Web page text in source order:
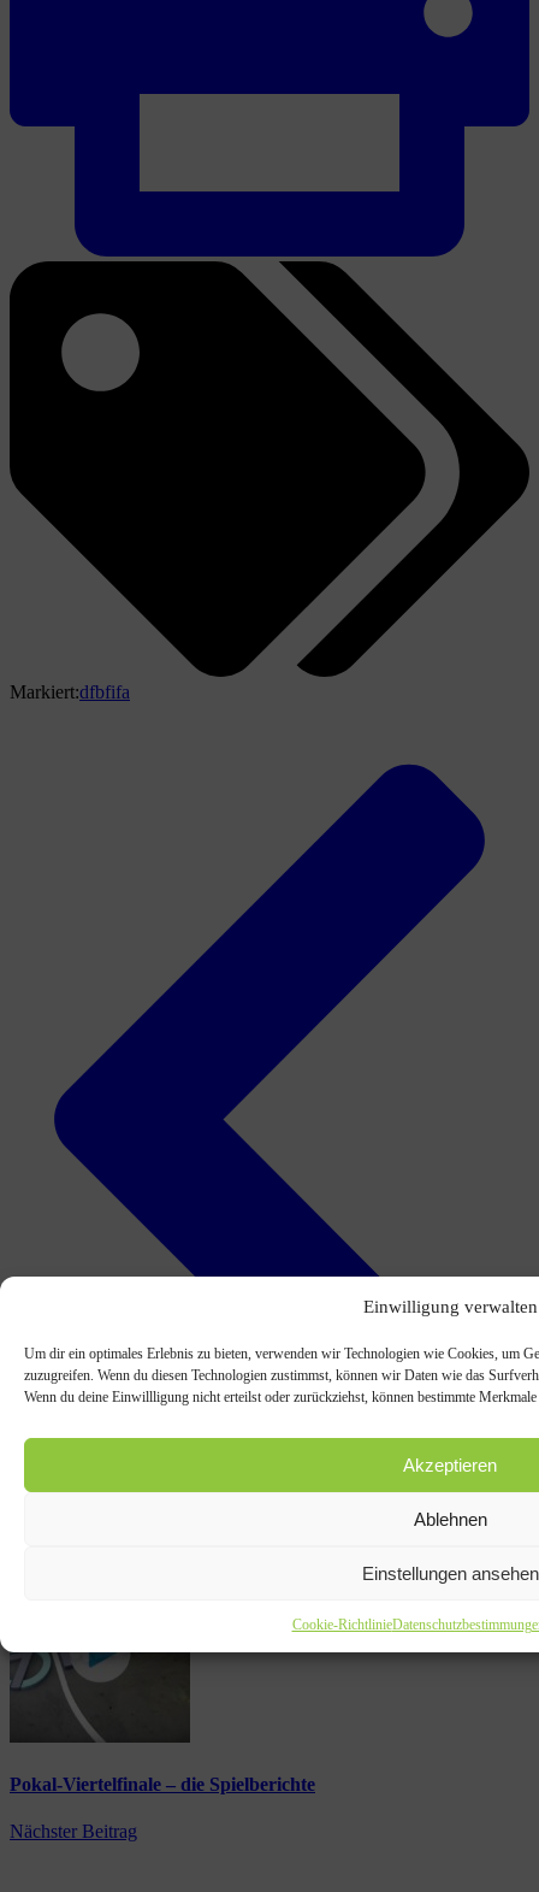
Einwilligung verwalten
Um dir ein optimales Erlebnis zu bieten, verwenden wir Technologien wie Cookies, um
zuzugreifen. Wenn du diesen Technologien zustimmst, können wir Daten wie das
Wenn du deine Einwillligung nicht erteilst oder zurückziehst, können bestimmte
Akzeptieren
Ablehnen
Einstellungen ansehen
Cookie-Richtlinie
Markiert:dfbfifa
Pokal-Viertelfinale – die Spielberichte
Nächster Beitrag